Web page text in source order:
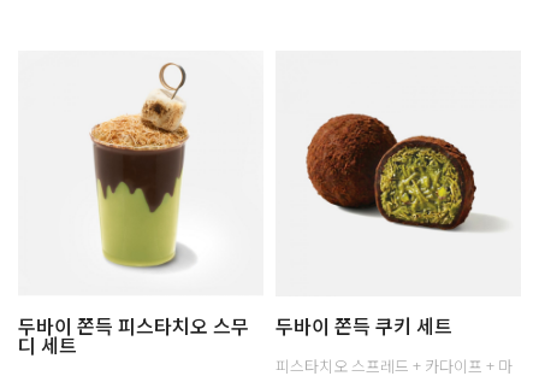
두바이 쫀득 피스타치오 스무
디 세트
두바이 쫀득 쿠키 세트
피스타치오 스프레드 + 카다이프 + 마